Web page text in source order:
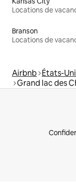
Locations de
Branson
Locations de
Airbnb États-
Grand lac des